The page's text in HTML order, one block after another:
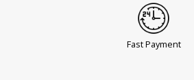
Fast Payment